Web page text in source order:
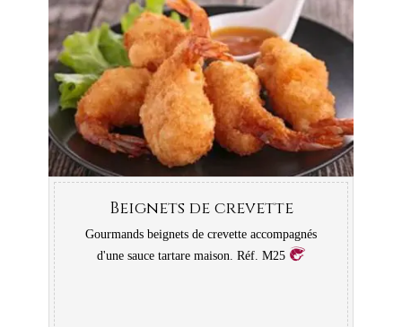
Beignets de crevette
Gourmands beignets de crevette accompagnés
d'une sauce tartare maison. Réf. M25